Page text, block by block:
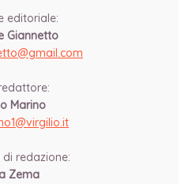
editoriale:
Giannetto
Marino
redazione:
Zema